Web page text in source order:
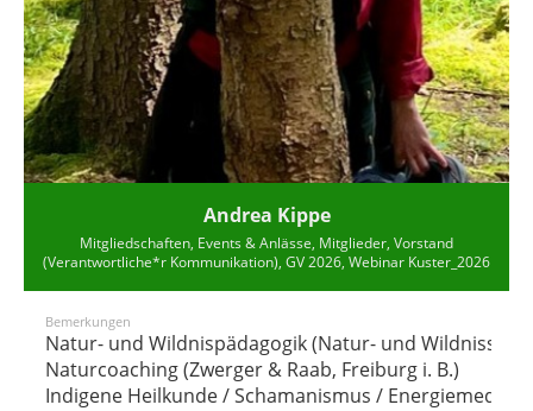
Andrea Kippe
Mitgliedschaften, Events & Anlässe, Mitglieder, Vorstand
(Verantwortliche*r Kommunikation), GV 2026, Webinar Kuster_2026
Bemerkungen
Natur- und Wildnispädagogik (Natur- und
Naturcoaching (Zwerger & Raab, Freiburg i. B.)
Indigene Heilkunde / Schamanismus /